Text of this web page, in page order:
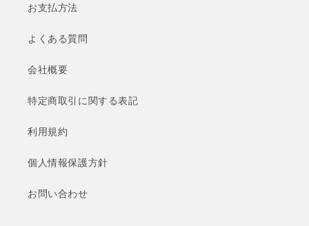
お支払方法
よくある質問
会社概要
特定商取引に関する表記
利用規約
個人情報保護方針
お問い合わせ